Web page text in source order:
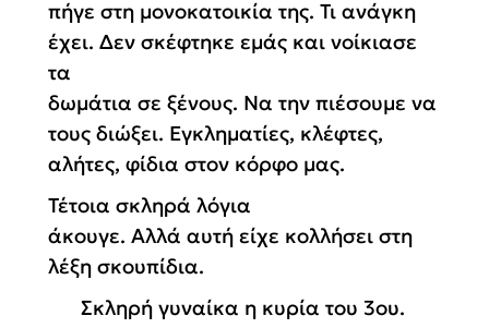
πήγε στη μονοκατοικία της. Τι ανάγκη
έχει. Δεν σκέφτηκε εμάς και νοίκιασε
τα
δωμάτια σε ξένους. Να την πιέσουμε να
τους διώξει. Εγκληματίες, κλέφτες,
αλήτες, φίδια στον κόρφο μας.
Τέτοια σκληρά λόγια
άκουγε. Αλλά αυτή είχε κολλήσει στη
λέξη σκουπίδια.
Σκληρή γυναίκα η κυρία του 3ου.